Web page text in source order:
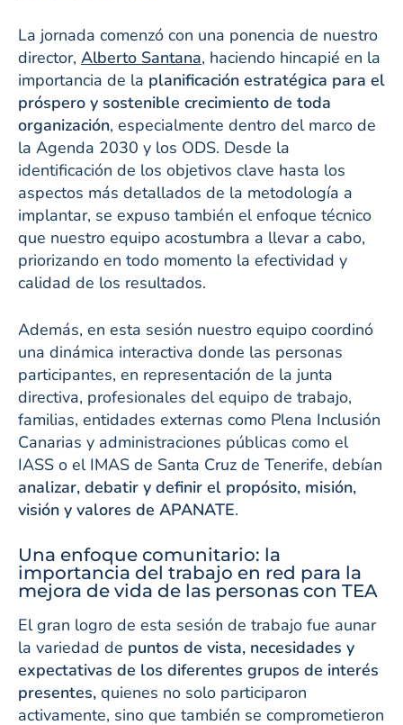
La jornada comenzó con una ponencia de nuestro
director, Alberto Santana, haciendo hincapié en la
importancia de la planificación estratégica para el
próspero y sostenible crecimiento de toda
organización, especialmente dentro del marco de
la Agenda 2030 y los ODS. Desde la
identificación de los objetivos clave hasta los
aspectos más detallados de la metodología a
implantar, se expuso también el enfoque técnico
que nuestro equipo acostumbra a llevar a cabo,
priorizando en todo momento la efectividad y
calidad de los resultados.
Además, en esta sesión nuestro equipo coordinó
una dinámica interactiva donde las personas
participantes, en representación de la junta
directiva, profesionales del equipo de trabajo,
familias, entidades externas como Plena Inclusión
Canarias y administraciones públicas como el
IASS o el IMAS de Santa Cruz de Tenerife, debían
analizar, debatir y definir el propósito, misión,
visión y valores de APANATE.
Una enfoque comunitario: la
importancia del trabajo en red para la
mejora de vida de las personas con TEA
El gran logro de esta sesión de trabajo fue aunar
la variedad de puntos de vista, necesidades y
expectativas de los diferentes grupos de interés
presentes, quienes no solo participaron
activamente, sino que también se comprometieron